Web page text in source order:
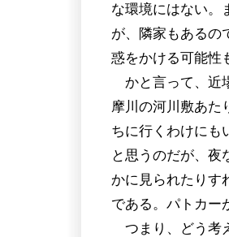
な環境にはない。
が、隣家もあるの
惑をかける可能性
かと言って、近
摩川の河川敷あた
ちに行くわけにも
と思うのだが、夜
かに見られたりす
である。パトカー
つまり、どう考